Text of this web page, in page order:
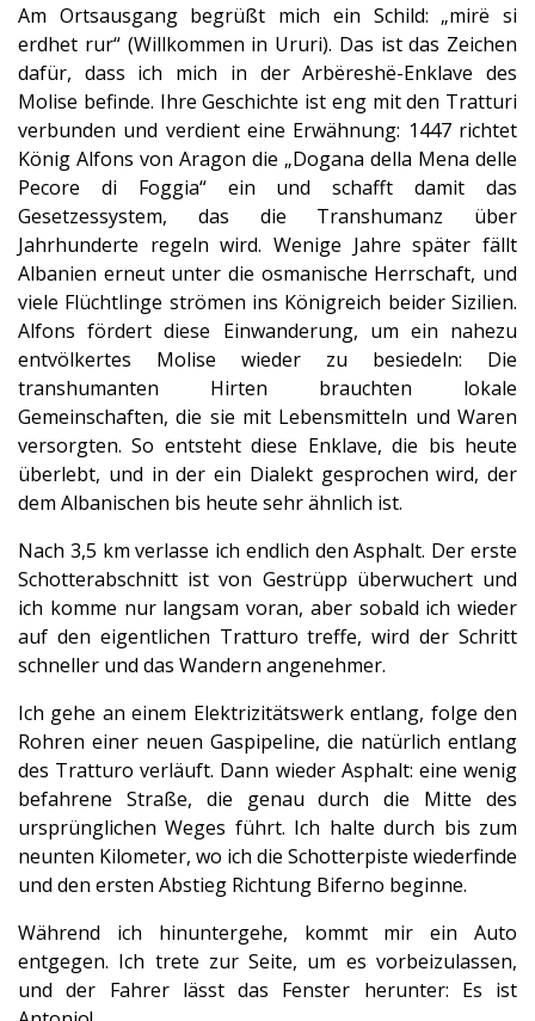
Am Ortsausgang begrüßt mich ein Schild: „mirë si
erdhet rur“ (Willkommen in Ururi). Das ist das Zeichen
dafür, dass ich mich in der Arbëreshë-Enklave des
Molise befinde. Ihre Geschichte ist eng mit den Tratturi
verbunden und verdient eine Erwähnung: 1447 richtet
König Alfons von Aragon die „Dogana della Mena delle
Pecore di Foggia“ ein und schafft damit das
Gesetzessystem, das die Transhumanz über
Jahrhunderte regeln wird. Wenige Jahre später fällt
Albanien erneut unter die osmanische Herrschaft, und
viele Flüchtlinge strömen ins Königreich beider Sizilien.
Alfons fördert diese Einwanderung, um ein nahezu
entvölkertes Molise wieder zu besiedeln: Die
transhumanten Hirten brauchten lokale
Gemeinschaften, die sie mit Lebensmitteln und Waren
versorgten. So entsteht diese Enklave, die bis heute
überlebt, und in der ein Dialekt gesprochen wird, der
dem Albanischen bis heute sehr ähnlich ist.
Nach 3,5 km verlasse ich endlich den Asphalt. Der erste
Schotterabschnitt ist von Gestrüpp überwuchert und
ich komme nur langsam voran, aber sobald ich wieder
auf den eigentlichen Tratturo treffe, wird der Schritt
schneller und das Wandern angenehmer.
Ich gehe an einem Elektrizitätswerk entlang, folge den
Rohren einer neuen Gaspipeline, die natürlich entlang
des Tratturo verläuft. Dann wieder Asphalt: eine wenig
befahrene Straße, die genau durch die Mitte des
ursprünglichen Weges führt. Ich halte durch bis zum
neunten Kilometer, wo ich die Schotterpiste wiederfinde
und den ersten Abstieg Richtung Biferno beginne.
Während ich hinuntergehe, kommt mir ein Auto
entgegen. Ich trete zur Seite, um es vorbeizulassen,
und der Fahrer lässt das Fenster herunter: Es ist